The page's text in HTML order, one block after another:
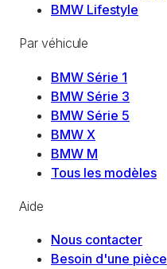
BMW Lifestyle
Par véhicule
BMW Série 1
BMW Série 3
BMW Série 5
BMW X
BMW M
Tous les modèles
Aide
Nous contacter
Besoin d'une pièce